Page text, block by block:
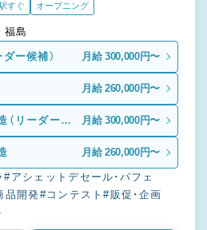
すぐ オープニング
大阪府 大阪市福島区 福島
ー候補） 月給 300,000円〜
月給 260,000円〜
（リーダー候
月給 300,000円〜
月給 260,000円〜
#アシェットデセール・パフェ
品開発#コンテスト#販促・企画